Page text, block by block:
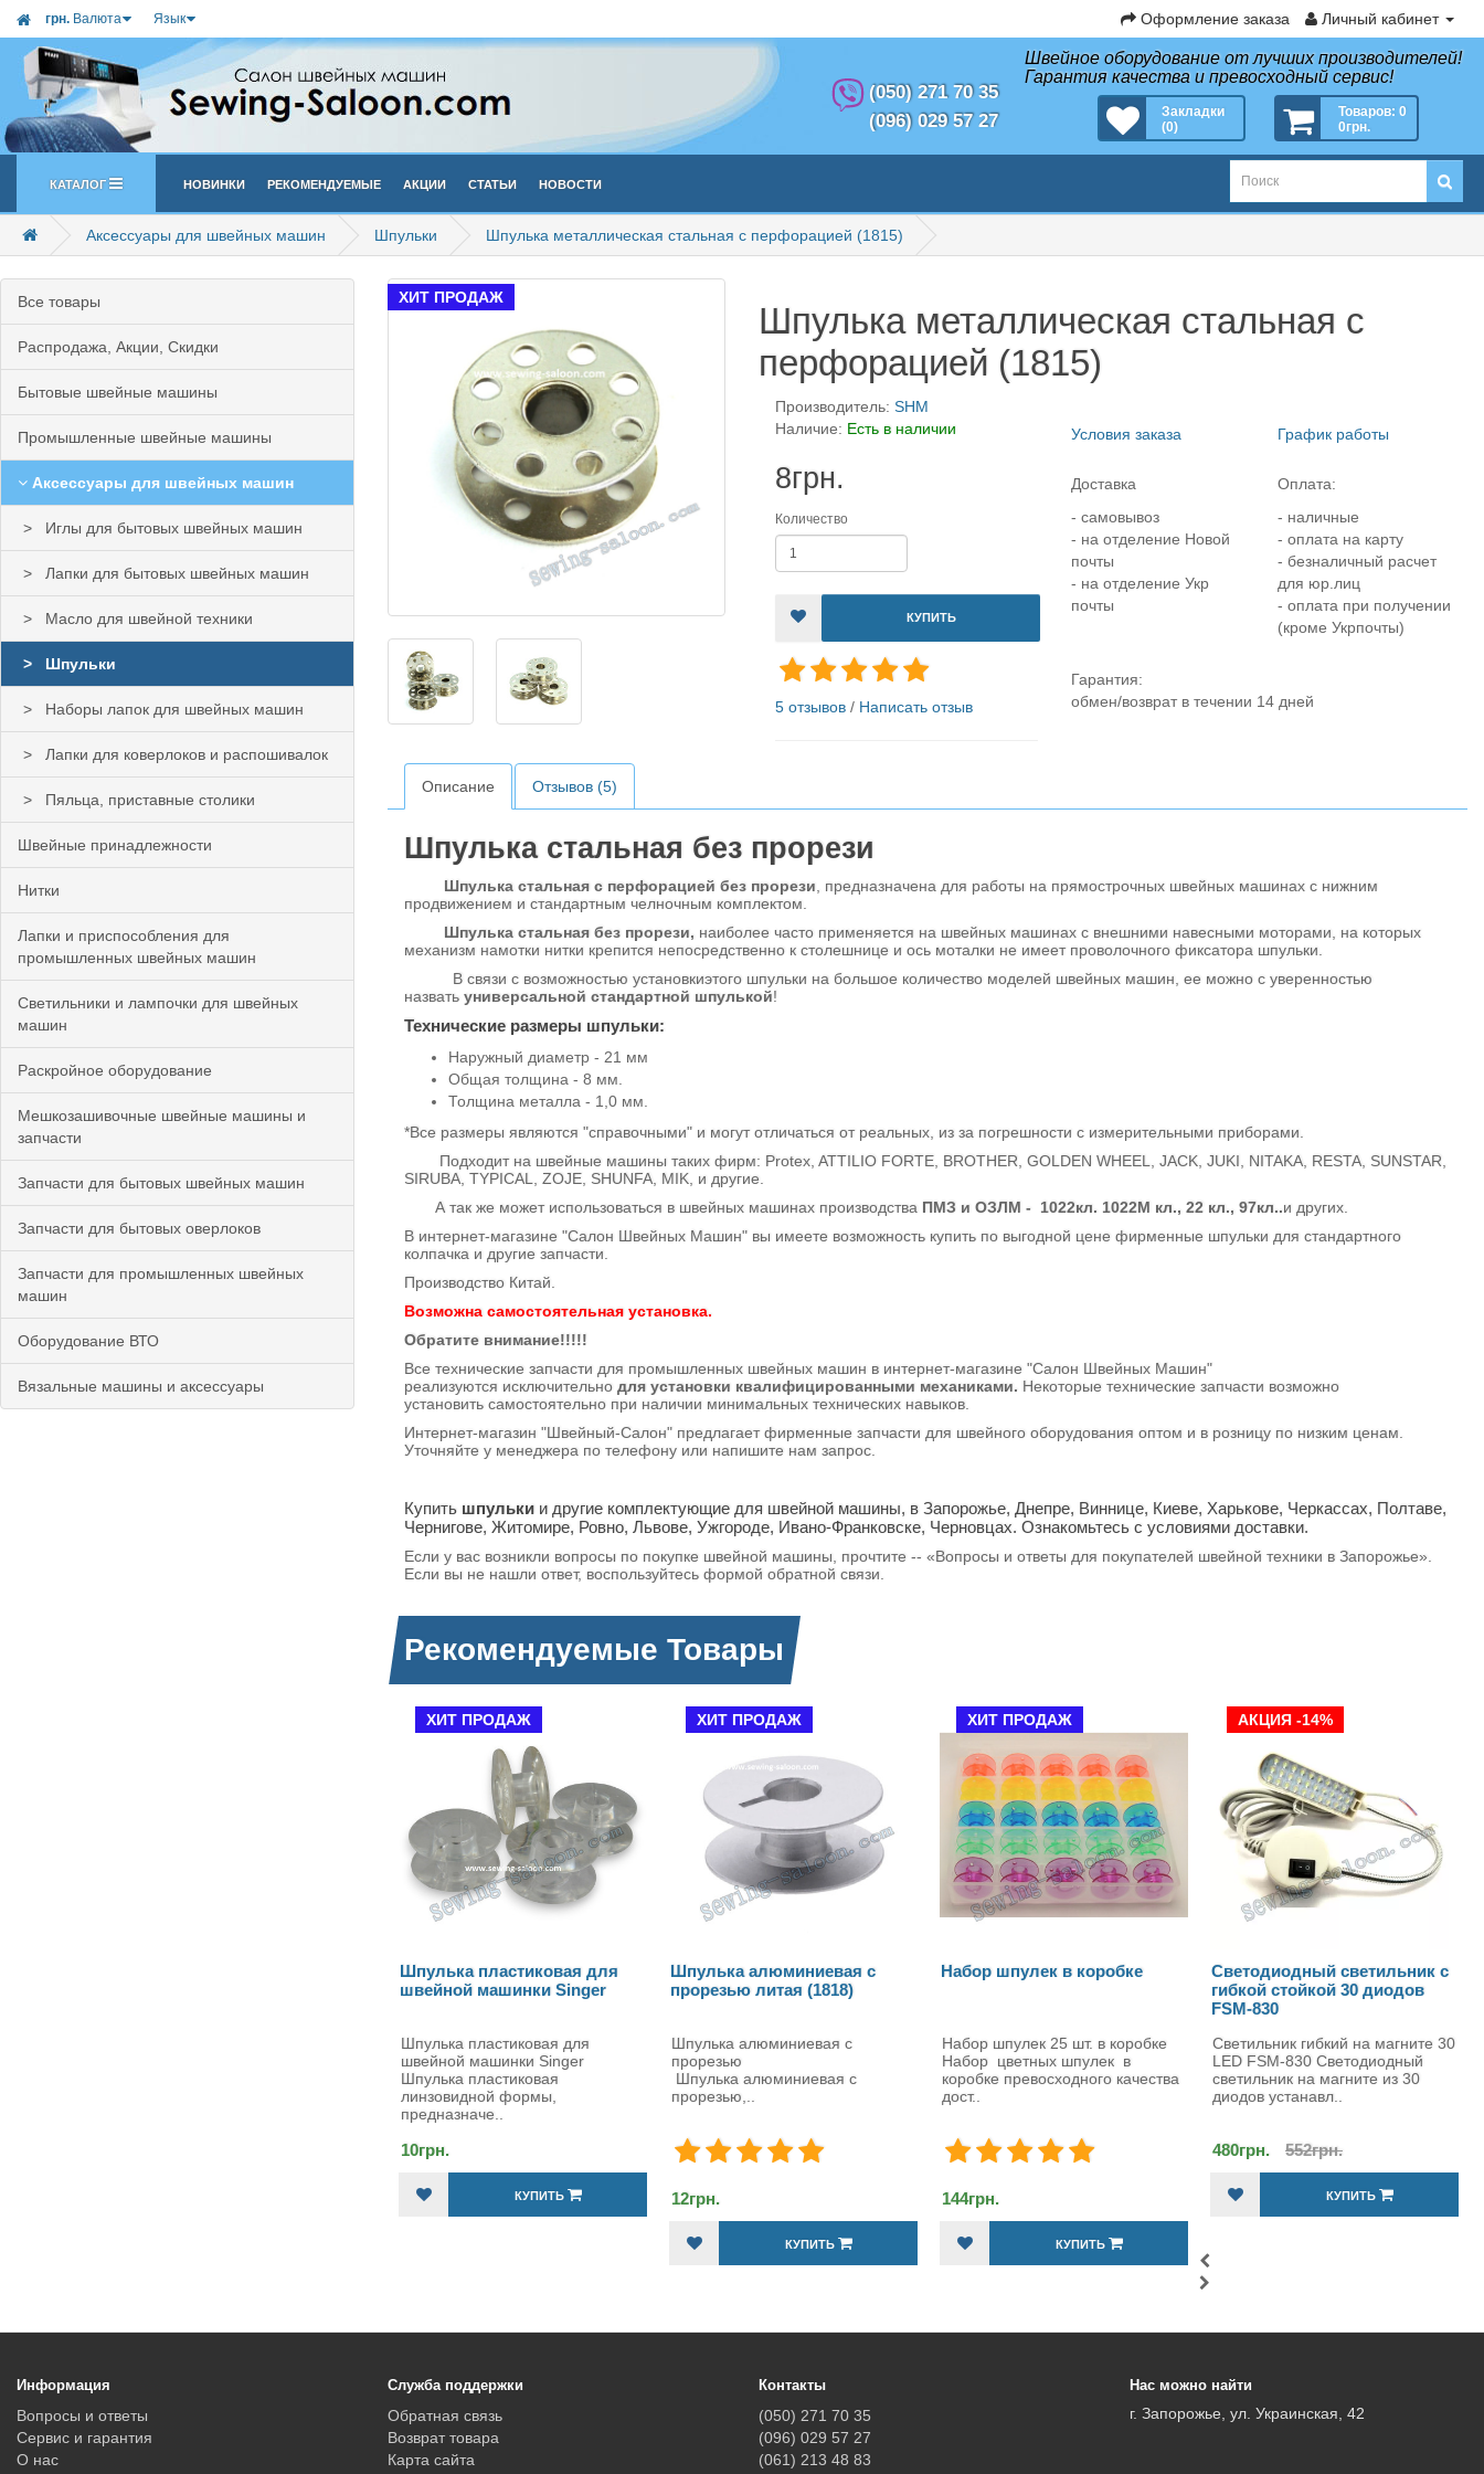
грн. Валюта Язык Оформление заказа Личный кабинет
(050) 271 70 35
(096) 029 57 27
Швейное оборудование от лучших производителей!
Гарантия качества и превосходный сервис!
Закладки
(0)
Товаров: 0
0грн.
Каталог Новинки Рекомендуемые Акции Статьи Новости
Аксессуары для швейных машин Шпульки Шпулька металлическая стальная с перфорацией (1815)
Все товары
Распродажа, Акции, Скидки
Бытовые швейные машины
Промышленные швейные машины
Аксессуары для швейных машин
Иглы для бытовых швейных машин
Лапки для бытовых швейных машин
Масло для швейной техники
Шпульки
Наборы лапок для швейных машин
Лапки для коверлоков и распошивалок
Пяльца, приставные столики
Швейные принадлежности
Нитки
Лапки и приспособления для
промышленных швейных машин
Светильники и лампочки для швейных
машин
Раскройное оборудование
Мешкозашивочные швейные машины и
запчасти
Запчасти для бытовых швейных машин
Запчасти для бытовых оверлоков
Запчасти для промышленных швейных
машин
Оборудование ВТО
Вязальные машины и аксессуары
ХИТ ПРОДАЖ
Шпулька металлическая стальная с
перфорацией (1815)
Производитель: SHM
Наличие: Есть в наличии
8грн.
Количество
КУПИТЬ
5 отзывов / Написать отзыв
Условия заказа
Доставка
- самовывоз
- на отделение Новой
почты
- на отделение Укр
почты
График работы
Оплата:
- наличные
- оплата на карту
- безналичный расчет
для юр.лиц
- оплата при получении
(кроме Укрпочты)
Гарантия:
обмен/возврат в течении 14 дней
Описание Отзывов (5)
Шпулька стальная без прорези
Шпулька стальная с перфорацией без прорези , предназначена для работы на прямострочных швейных машинах с нижним
продвижением и стандартным челночным комплектом.
Шпулька стальная без прорези, наиболее часто применяется на швейных машинах с внешними навесными моторами, на которых
механизм намотки нитки крепится непосредственно к столешнице и ось моталки не имеет проволочного фиксатора шпульки.
В связи с возможностью установкиэтого шпульки на большое количество моделей швейных машин, ее можно с уверенностью
назвать универсальной стандартной шпулькой!
Технические размеры шпульки:
Наружный диаметр - 21 мм
Общая толщина - 8 мм.
Толщина металла - 1,0 мм.
*Все размеры являются "справочными" и могут отличаться от реальных, из за погрешности с измерительными приборами.
Подходит на швейные машины таких фирм: Protex, ATTILIO FORTE, BROTHER, GOLDEN WHEEL, JACK, JUKI, NITAKA, RESTA, SUNSTAR,
SIRUBA, TYPICAL, ZOJE, SHUNFA, MIK, и другие.
А так же может использоваться в швейных машинах производства ПМЗ и ОЗЛМ - 1022кл. 1022М кл., 22 кл., 97кл..и других.
В интернет-магазине "Салон Швейных Машин" вы имеете возможность купить по выгодной цене фирменные шпульки для стандартного
колпачка и другие запчасти.
Производство Китай.
Возможна самостоятельная установка.
Обратите внимание!!!!!
Все технические запчасти для промышленных швейных машин в интернет-магазине "Салон Швейных Машин"
реализуются исключительно для установки квалифицированными механиками. Некоторые технические запчасти возможно
установить самостоятельно при наличии минимальных технических навыков.
Интернет-магазин "Швейный-Салон" предлагает фирменные запчасти для швейного оборудования оптом и в розницу по низким ценам.
Уточняйте у менеджера по телефону или напишите нам запрос.
Купить шпульки и другие комплектующие для швейной машины, в Запорожье, Днепре, Виннице, Киеве, Харькове, Черкассах, Полтаве,
Чернигове, Житомире, Ровно, Львове, Ужгороде, Ивано-Франковске, Черновцах. Ознакомьтесь с условиями доставки.
Если у вас возникли вопросы по покупке швейной машины, прочтите -- «Вопросы и ответы для покупателей швейной техники в Запорожье».
Если вы не нашли ответ, воспользуйтесь формой обратной связи.
Рекомендуемые Товары
Шпулька пластиковая для
ХИТ ПРОДАЖ
Шпулька алюминиевая с
прорезью литая (1818)
Шпулька алюминиевая с
прорезью
Шпулька алюминиевая с
прорезью,..
ХИТ ПРОДАЖ
Набор шпулек в коробке
Набор шпулек 25 шт. в коробке
Набор цветных шпулек в
коробке превосходного качества
дост..
КУПИТЬ
АКЦИЯ -14%
Светодиодный светильник с
Светильник гибкий на магните 30
LED FSM-830 Светодиодный
светильник на магните из 30
480грн. 552грн.
Ножницы Цапельки
11,5 см
Ножницы для вышивки
золото 11,5 см Ножницы для
вышивания Цапельки 11,5 см.
золото - не..
192грн.
КУПИТЬ
Информация
Вопросы и ответы
Сервис и гарантия
О нас
Служба поддержки
Обратная связь
Возврат товара
Карта сайта
Контакты
(050) 271 70 35
(096) 029 57 27
(061) 213 48 83
Нас можно найти
г. Запорожье, ул. Украинская, 42